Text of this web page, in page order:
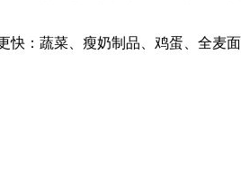
：蔬菜、瘦奶制品、鸡蛋、全麦